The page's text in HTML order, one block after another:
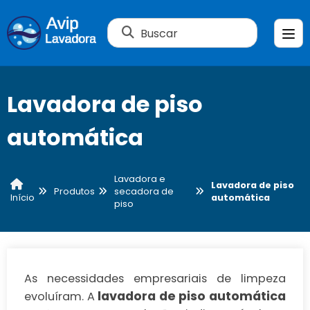
Buscar
Lavadora de piso
automática
Início
Produtos
Lavadora e
secadora de
piso
Lavadora de piso
automática
As necessidades empresariais de limpeza
evoluíram. A lavadora de piso automática